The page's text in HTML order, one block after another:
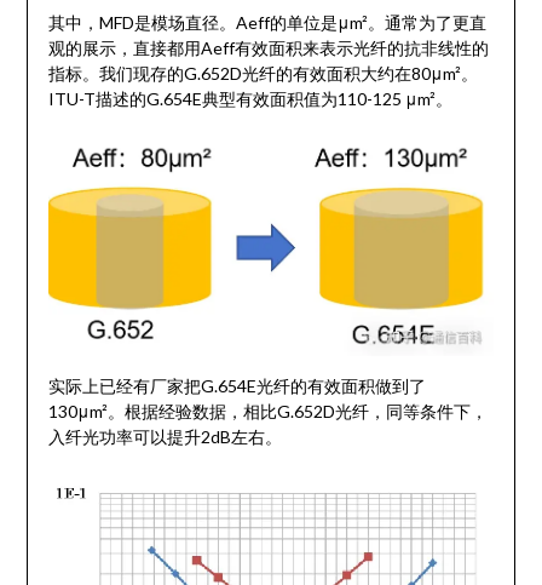
其中，MFD是模场直径。Aeff的单位是μm²。通常为了更直
观的展示，直接都用Aeff有效面积来表示光纤的抗非线性的
指标。我们现存的G.652D光纤的有效面积大约在80μm²。
ITU-T描述的G.654E典型有效面积值为110-125 μm²。
实际上已经有厂家把G.654E光纤的有效面积做到了
130μm²。根据经验数据，相比G.652D光纤，同等条件下，
入纤光功率可以提升2dB左右。